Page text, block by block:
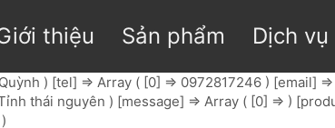
thiệu Sản phẩm Dịch vụ
) [tel] => Array ( [0] => 0972817246 ) [email]
thái nguyên ) [message] => Array ( [0] => )